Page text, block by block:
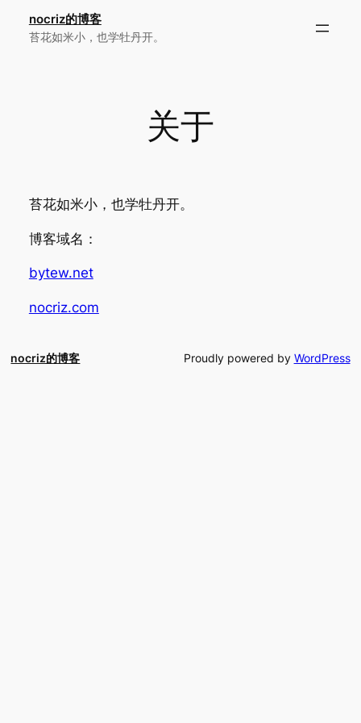
nocriz的博客
苔花如米小，也学牡丹开。
关于
苔花如米小，也学牡丹开。
博客域名：
bytew.net
nocriz.com
nocriz的博客 Proudly powered by WordPress